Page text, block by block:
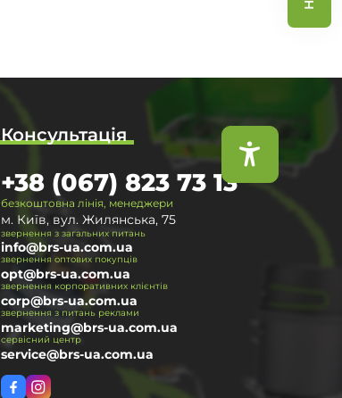
Консультація
безкоштовна лінія, менеджери
+38 (067) 823 73 13
м. Київ, вул. Жилянська, 75
звернення з загальних питань
info@brs-ua.com.ua
звернення оптових покупців
opt@brs-ua.com.ua
звернення корпоративних клієнтів
corp@brs-ua.com.ua
звернення з питань реклами
marketing@brs-ua.com.ua
сервісний центр
service@brs-ua.com.ua